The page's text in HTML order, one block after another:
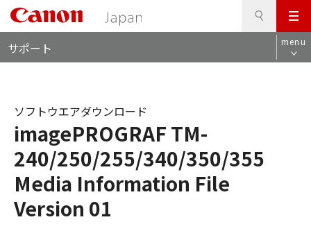
メ
ニ
ュ
サポート menu
imagePROGRAF TM-
240/250/255/340/350/355
Media Information File
Version 01
ソフトウエアダウンロード